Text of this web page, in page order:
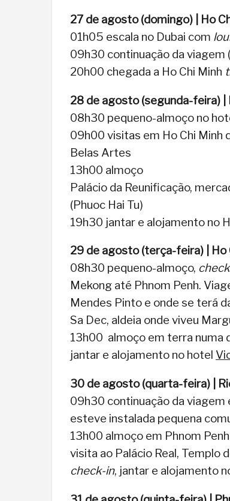
27 de agosto (domingo) | Ho
01h05 escala no Dubai com
09h30 continuação da
20h00 chegada a Ho Chi Minh
28 de agosto (segunda-feira) |
08h30 pequeno-almoço no
09h00 visitas em Ho Chi Minh
Belas Artes
13h00 almoço
Palácio da Reunificação,
(Phuoc Hai Tu)
19h30 jantar e alojamento no
29 de agosto (terça-feira) | Ho
08h30 pequeno-almoço,
Mekong até Phnom Penh.
Mendes Pinto e onde se terá
Sa Dec, aldeia onde viveu
13h00 almoço em terra numa
jantar e alojamento no hotel
30 de agosto (quarta-feira) |
09h30 continuação da viagem
esteve instalada pequena
13h00 almoço em Phnom Penh
visita ao Palácio Real, Templo
check-in, jantar e alojamento